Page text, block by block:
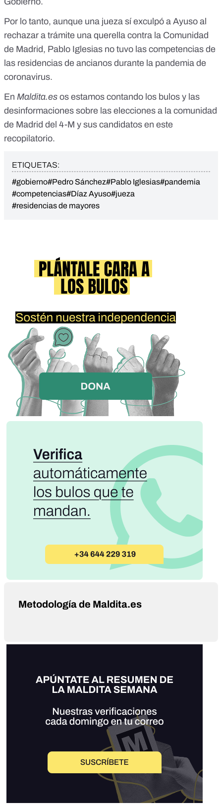
Por lo tanto, aunque una jueza sí exculpó a Ayuso al
rechazar a trámite una querella contra la Comunidad
de Madrid, Pablo Iglesias no tuvo las competencias de
las residencias de ancianos durante la pandemia de
coronavirus.
En Maldita.es os estamos contando los bulos y las
desinformaciones sobre las elecciones a la comunidad
de Madrid del 4-M y sus candidatos en este
recopilatorio.
ETIQUETAS:
#gobierno#Pedro Sánchez#Pablo Iglesias#pandemia
#competencias#Díaz Ayuso#jueza
#residencias de mayores
Metodología de Maldita.es